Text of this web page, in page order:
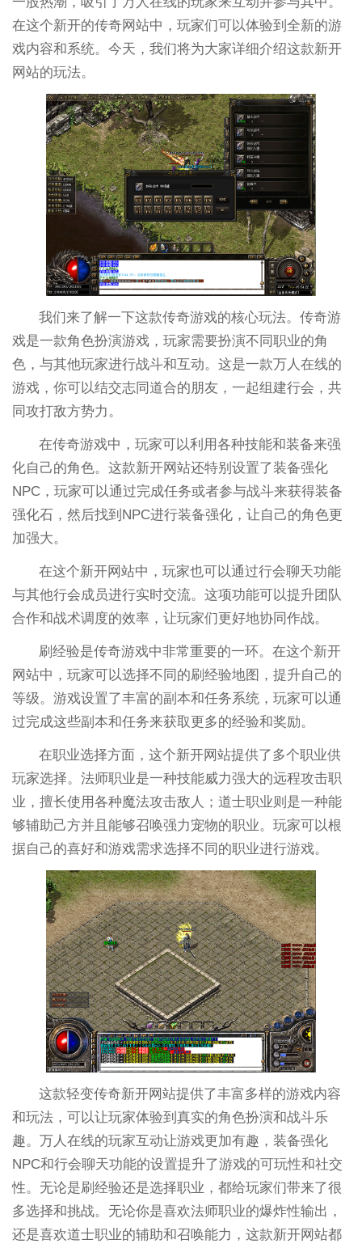
在这个新开的传奇网站中，玩家们可以体验到全新的游
戏内容和系统。今天，我们将为大家详细介绍这款新开
网站的玩法。
我们来了解一下这款传奇游戏的核心玩法。传奇游
戏是一款角色扮演游戏，玩家需要扮演不同职业的角
色，与其他玩家进行战斗和互动。这是一款万人在线的
游戏，你可以结交志同道合的朋友，一起组建行会，共
同攻打敌方势力。
在传奇游戏中，玩家可以利用各种技能和装备来强
化自己的角色。这款新开网站还特别设置了装备强化
NPC，玩家可以通过完成任务或者参与战斗来获得装备
强化石，然后找到NPC进行装备强化，让自己的角色更
加强大。
在这个新开网站中，玩家也可以通过行会聊天功能
与其他行会成员进行实时交流。这项功能可以提升团队
合作和战术调度的效率，让玩家们更好地协同作战。
刷经验是传奇游戏中非常重要的一环。在这个新开
网站中，玩家可以选择不同的刷经验地图，提升自己的
等级。游戏设置了丰富的副本和任务系统，玩家可以通
过完成这些副本和任务来获取更多的经验和奖励。
在职业选择方面，这个新开网站提供了多个职业供
玩家选择。法师职业是一种技能威力强大的远程攻击职
业，擅长使用各种魔法攻击敌人；道士职业则是一种能
够辅助己方并且能够召唤强力宠物的职业。玩家可以根
据自己的喜好和游戏需求选择不同的职业进行游戏。
这款轻变传奇新开网站提供了丰富多样的游戏内容
和玩法，可以让玩家体验到真实的角色扮演和战斗乐
趣。万人在线的玩家互动让游戏更加有趣，装备强化
NPC和行会聊天功能的设置提升了游戏的可玩性和社交
性。无论是刷经验还是选择职业，都给玩家们带来了很
多选择和挑战。无论你是喜欢法师职业的爆炸性输出，
还是喜欢道士职业的辅助和召唤能力，这款新开网站都